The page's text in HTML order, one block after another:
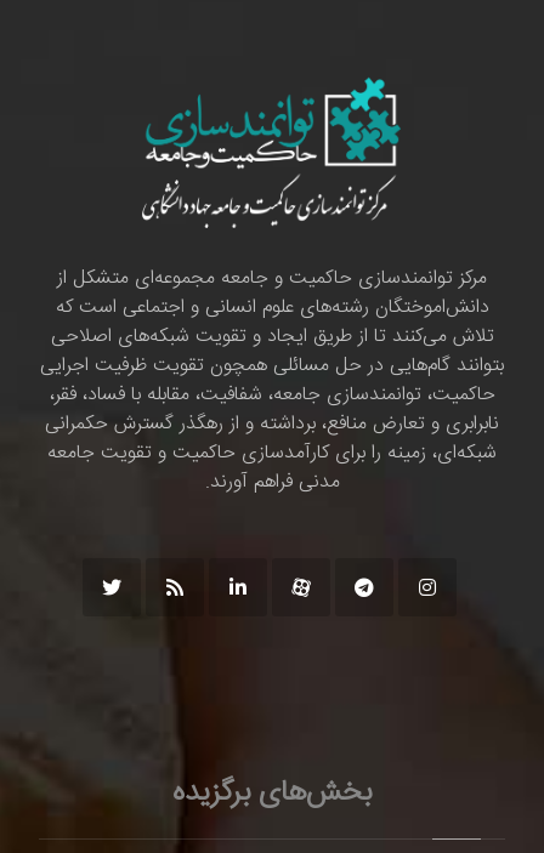
مرکز توانمندسازی حاکمیت و جامعه مجموعه‌ای متشکل از
دانش‌اموختگان رشته‌های علوم انسانی و اجتماعی است که
تلاش می‌کنند تا از طریق ایجاد و تقویت شبکه‌های اصلاحی
بتوانند گام‌هایی در حل مسائلی همچون تقویت ظرفیت اجرایی
حاکمیت، توانمندسازی جامعه، شفافیت، مقابله با فساد، فقر،
نابرابری و تعارض منافع، برداشته و از رهگذر گسترش حکمرانی
شبکه‌ای، زمینه را برای کارآمدسازی حاکمیت و تقویت جامعه
مدنی فراهم آورند.
بخش‌های برگزیده